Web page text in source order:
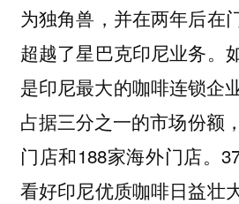
为独角兽，并在两年后在
超越了星巴克印尼业务。
是印尼最大的咖啡连锁企
占据三分之一的市场份额
门店和188家海外门店。
看好印尼优质咖啡日益壮